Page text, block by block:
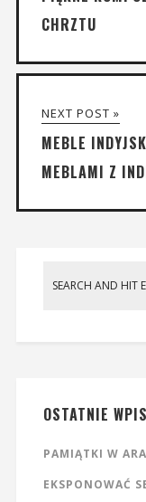
CHRZTU
NEXT POST »
MEBLE
MEBLAMI Z
OSTATNIE
PAMIĄTKI W
EKSPONOWAĆ